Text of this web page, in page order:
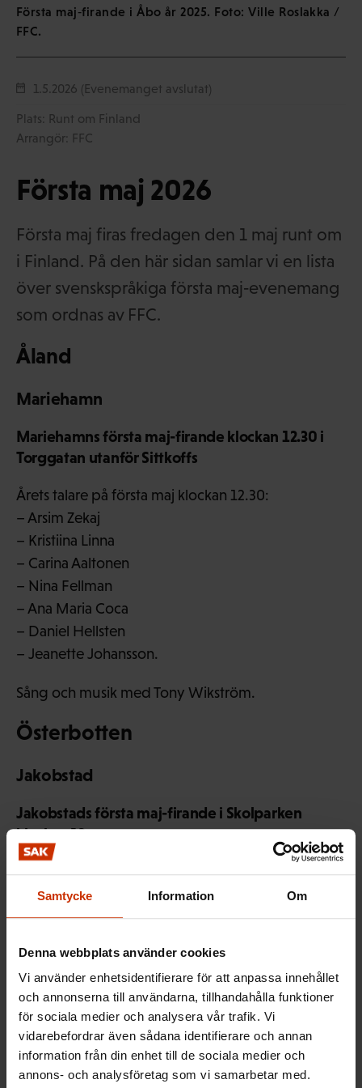
Samtycke Information Om
Denna webbplats använder cookies
Vi använder enhetsidentifierare för att anpassa innehållet
och annonserna till användarna, tillhandahålla funktioner
för sociala medier och analysera vår trafik. Vi
vidarebefordrar även sådana identifierare och annan
information från din enhet till de sociala medier och
annons- och analysföretag som vi samarbetar med.
Första maj‑firande i Åbo år 2025. Foto: Ville Roslakka /
FFC.
1.5.2026 (Evenemanget avslutat)
Plats: Runt om Finland
Arrangör: FFC
Första maj 2026
Första maj firas fredagen den 1 maj runt om
i Finland. På den här sidan samlar vi en lista
över svenskspråkiga första maj‑evenemang
som ordnas av FFC.
Åland
Mariehamn
Mariehamns första maj-firande klockan 12.30 i
Torggatan utanför Sittkoffs
Årets talare på första maj klockan 12.30:
– Arsim Zekaj
– Kristiina Linna
– Carina Aaltonen
– Nina Fellman
– Ana Maria Coca
– Daniel Hellsten
– Jeanette Johansson.
Sång och musik med Tony Wikström.
Österbotten
Jakobstad
Jakobstads första maj-firande i Skolparken
klockan 13
13.00 Samling med fackföreningarnas flaggor på
torget. Gemensam marsch till Skolparken.
13.15 Samling vid minnesstenen i Skolparken
– Dikt: Laulu vanhasta työläisnaisesta
– Festtal: Nina Kuitunen, regionchef i Servicefacket
PAM
14.00 Skumppaveikot-bandet
Servering: Korv, mjöd, munkar och ballonger.
Storstara Gård har djur på plats.